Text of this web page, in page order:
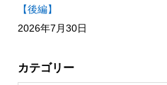
【後編】
2026年7月30日
カテゴリー